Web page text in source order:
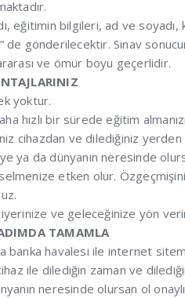
eğitimin bilgileri, ad ve
gönderilecektir. Sınav
ve ömür boyu geçerlidir.
yoktur.
hızlı bir sürede eğitim
cihazdan ve dilediğiniz yerden
ya da dünyanın neresinde
etken olur.
ve geleceğinize yön
TAMAMLA
banka havalesi ile internet
ile dilediğin zaman ve
neresinde olursan ol